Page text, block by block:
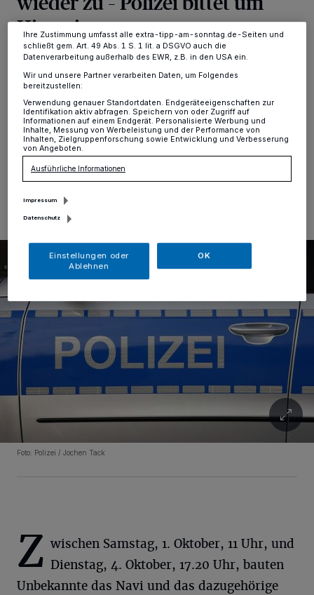
Hinweise
Tönisvorst-St. Tönis·Insgesamt fünf Pkw sind in der
Zeit zwischen dem 1. und dem 6. Oktober in St. Tönis
aufgebrochen worden. Es handelt sich um vier BMW
und einen Mercedes. Die Polizei fragt: Wer kann
Hinweise geben?
Foto: Polizei / Jochen Tack
Z wischen Samstag, 1. Oktober, 11 Uhr, und
Dienstag, 4. Oktober, 17.20 Uhr, bauten
Unbekannte das Navi und das dazugehörige
Ihre Einstellungen gelten innerhalb unseres Website. Weitere
Ihre Zustimmung umfasst alle extra-tipp-am-sonntag.de-Seiten und
schließt gem. Art. 49 Abs. 1 S. 1 lit. a DSGVO auch die
Datenverarbeitung außerhalb des EWR, z.B. in den USA ein.
Wir und unsere Partner verarbeiten Daten, um Folgendes
bereitzustellen:
Verwendung genauer Standortdaten. Endgeräteeigenschaften zur
Identifikation aktiv abfragen. Speichern von oder Zugriff auf
Informationen auf einem Endgerät. Personalisierte Werbung und
Inhalte, Messung von Werbeleistung und der Performance von
Inhalten, Zielgruppenforschung sowie Entwicklung und Verbesserung
von Angeboten.
Ausführliche Informationen
Impressum
Datenschutz
Einstellungen oder
Ablehnen
OK